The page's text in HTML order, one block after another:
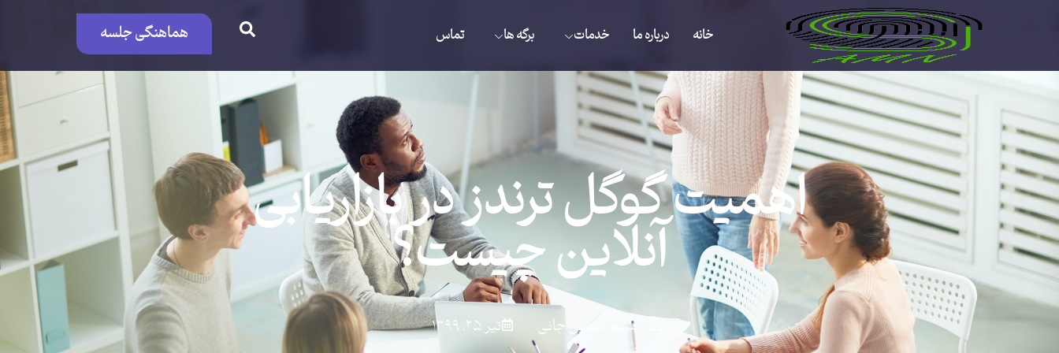
خانه درباره ما خدمات برگه ها تماس هماهنگی جلسه
اهمیت گوگل ترندز در بازاریابی
آنلاین چیست؟
مریم حسین جانی تیر ۲۵, ۱۳۹۹